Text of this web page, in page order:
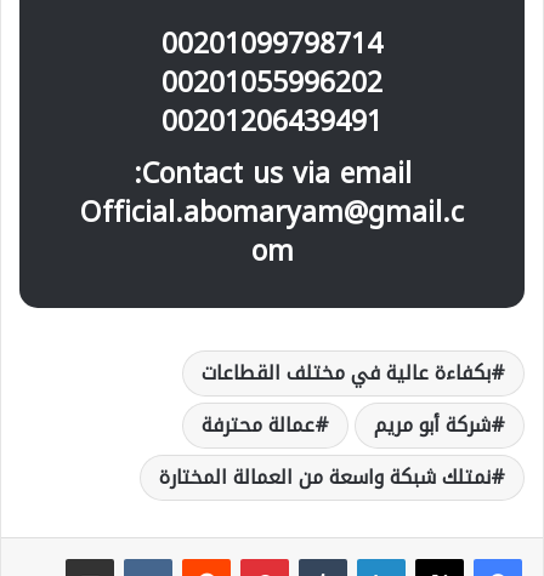
00201099798714
00201055996202
00201206439491
Contact us via email:
Official.abomaryam@gmail.c
om
بكفاءة عالية في مختلف القطاعات
شركة أبو مريم
عمالة محترفة
نمتلك شبكة واسعة من العمالة المختارة
لينكدإن بينتيريست
مشاركة عبر البريد